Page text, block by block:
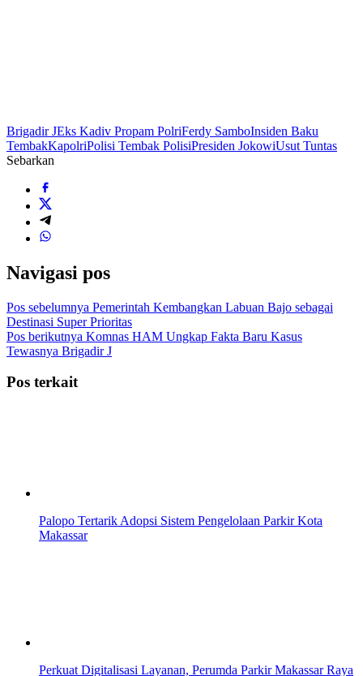
Brigadir JEks Kadiv Propam PolriFerdy SamboInsiden Baku
TembakKapolriPolisi Tembak PolisiPresiden JokowiUsut Tuntas
Sebarkan
Navigasi pos
Pos sebelumnya Pemerintah Kembangkan Labuan Bajo sebagai
Destinasi Super Prioritas
Pos berikutnya Komnas HAM Ungkap Fakta Baru Kasus
Tewasnya Brigadir J
Pos terkait
Palopo Tertarik Adopsi Sistem Pengelolaan Parkir Kota
Makassar
Perkuat Digitalisasi Layanan, Perumda Parkir Makassar Raya